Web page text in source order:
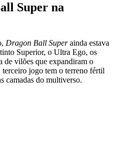
Super na
Dragon Ball Superainda estava
Superior, o Ultra Ego, os
de vilões que expandiram o
jogo tem o terreno fértil
camadas do multiverso.